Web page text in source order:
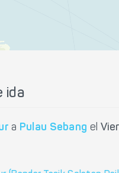
ida
a Pulau Sebang el